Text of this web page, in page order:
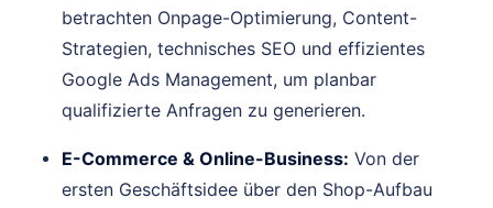
betrachten Onpage-Optimierung, Content-
Strategien, technisches SEO und effizientes
Google Ads Management, um planbar
qualifizierte Anfragen zu generieren.
E-Commerce & Online-Business: Von der
ersten Geschäftsidee über den Shop-Aufbau